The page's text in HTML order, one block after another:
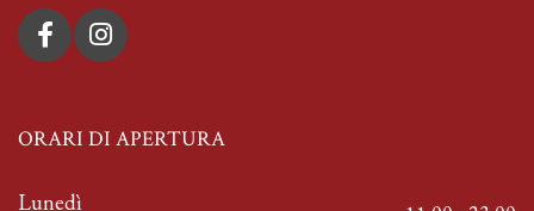
ORARI DI APERTURA
Lunedì